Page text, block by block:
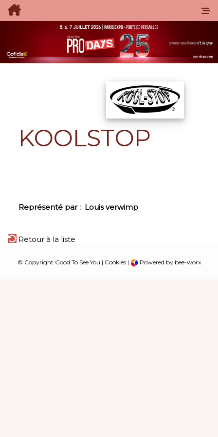
KOOLSTOP
Représenté par : Louis verwimp
Retour à la liste
© Copyright Good To See You | Cookies| Powered by bee-worx